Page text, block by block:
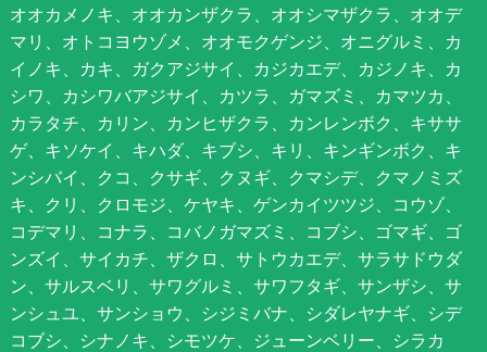
オオカメノキ、オオカンザクラ、オオシマザクラ、オオデ
マリ、オトコヨウゾメ、オオモクゲンジ、オニグルミ、カ
イノキ、カキ、ガクアジサイ、カジカエデ、カジノキ、カ
シワ、カシワバアジサイ、カツラ、ガマズミ、カマツカ、
カラタチ、カリン、カンヒザクラ、カンレンボク、キササ
ゲ、キソケイ、キハダ、キブシ、キリ、キンギンボク、キ
ンシバイ、クコ、クサギ、クヌギ、クマシデ、クマノミズ
キ、クリ、クロモジ、ケヤキ、ゲンカイツツジ、コウゾ、
コデマリ、コナラ、コバノガマズミ、コブシ、ゴマギ、ゴ
ンズイ、サイカチ、ザクロ、サトウカエデ、サラサドウダ
ン、サルスベリ、サワグルミ、サワフタギ、サンザシ、サ
ンシュユ、サンショウ、シジミバナ、シダレヤナギ、シデ
コブシ、シナノキ、シモツケ、ジューンベリー、シラカ